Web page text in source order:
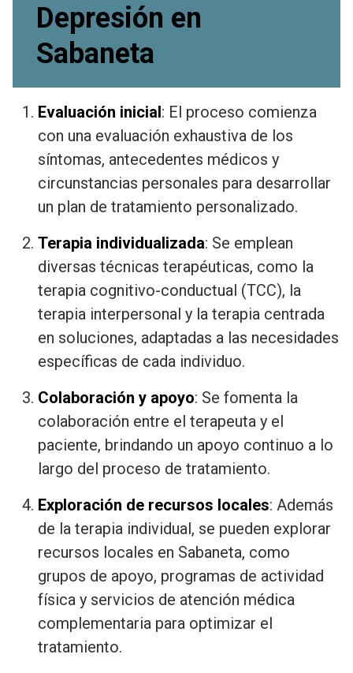
Depresión en
Sabaneta
Evaluación inicial : El proceso comienza
con una evaluación exhaustiva de los
síntomas, antecedentes médicos y
circunstancias personales para desarrollar
un plan de tratamiento personalizado.
Terapia individualizada: Se emplean
diversas técnicas terapéuticas, como la
terapia cognitivo-conductual (TCC), la
terapia interpersonal y la terapia centrada
en soluciones, adaptadas a las necesidades
específicas de cada individuo.
Colaboración y apoyo: Se fomenta la
colaboración entre el terapeuta y el
paciente, brindando un apoyo continuo a lo
largo del proceso de tratamiento.
Exploración de recursos locales: Además
de la terapia individual, se pueden explorar
recursos locales en Sabaneta, como
grupos de apoyo, programas de actividad
física y servicios de atención médica
complementaria para optimizar el
tratamiento.